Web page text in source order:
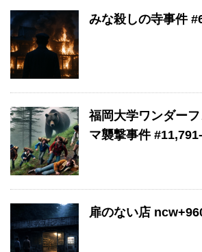
みな殺しの寺事件
福岡大学ワンダー
マ襲撃事件
扉のない店